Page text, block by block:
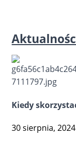
Kiedy
30 sierpnia, 2024